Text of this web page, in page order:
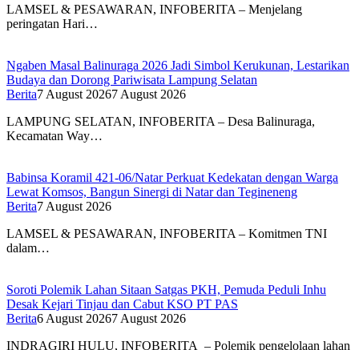
LAMSEL & PESAWARAN, INFOBERITA – Menjelang
peringatan Hari…
Ngaben Masal Balinuraga 2026 Jadi Simbol Kerukunan, Lestarikan
Budaya dan Dorong Pariwisata Lampung Selatan
Berita7 August 20267 August 2026
LAMPUNG SELATAN, INFOBERITA – Desa Balinuraga,
Kecamatan Way…
Babinsa Koramil 421-06/Natar Perkuat Kedekatan dengan Warga
Lewat Komsos, Bangun Sinergi di Natar dan Tegineneng
Berita7 August 2026
LAMSEL & PESAWARAN, INFOBERITA – Komitmen TNI
dalam…
Soroti Polemik Lahan Sitaan Satgas PKH, Pemuda Peduli Inhu
Desak Kejari Tinjau dan Cabut KSO PT PAS
Berita6 August 20267 August 2026
INDRAGIRI HULU, INFOBERITA – Polemik pengelolaan lahan